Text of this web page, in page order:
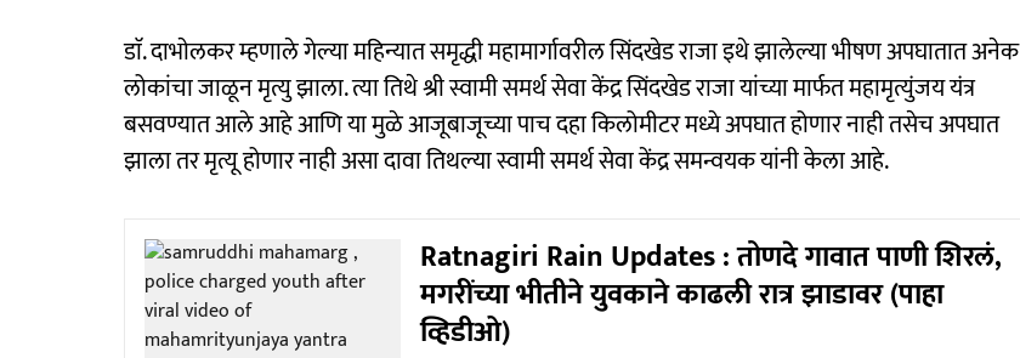
डाॅ. दाभाेलकर म्हणाले गेल्या महिन्यात समृद्धी महामार्गावरील सिंदखेड राजा इथे झालेल्या भीषण अपघातात अनेक
लोकांचा जाळून मृत्यु झाला. त्या तिथे श्री स्वामी समर्थ सेवा केंद्र सिंदखेड राजा यांच्या मार्फत महामृत्युंजय यंत्र
बसवण्यात आले आहे आणि या मुळे आजूबाजूच्या पाच दहा किलोमीटर मध्ये अपघात होणार नाही तसेच अपघात
झाला तर मृत्यू होणार नाही असा दावा तिथल्या स्वामी समर्थ सेवा केंद्र समन्वयक यांनी केला आहे.
Ratnagiri Rain Updates : तोणदे गावात पाणी शिरलं,
मगरींच्या भीतीने युवकाने काढली रात्र झाडावर (पाहा
व्हिडीओ)